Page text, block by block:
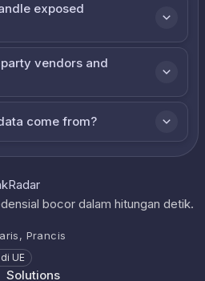
exposed
vendors and
come from?
bocor dalam hitungan detik.
Prancis
UE
Solutions